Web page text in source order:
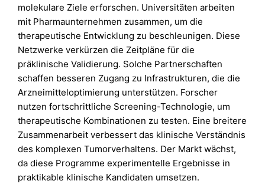
molekulare Ziele erforschen. Universitäten arbeiten
mit Pharmaunternehmen zusammen, um die
therapeutische Entwicklung zu beschleunigen. Diese
Netzwerke verkürzen die Zeitpläne für die
präklinische Validierung. Solche Partnerschaften
schaffen besseren Zugang zu Infrastrukturen, die die
Arzneimitteloptimierung unterstützen. Forscher
nutzen fortschrittliche Screening-Technologie, um
therapeutische Kombinationen zu testen. Eine breitere
Zusammenarbeit verbessert das klinische Verständnis
des komplexen Tumorverhaltens. Der Markt wächst,
da diese Programme experimentelle Ergebnisse in
praktikable klinische Kandidaten umsetzen.